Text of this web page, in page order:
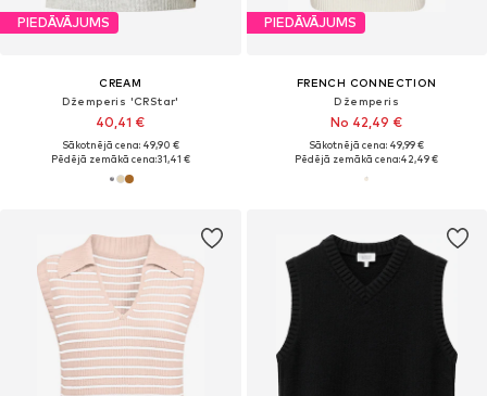
PIEDĀVĀJUMS
CREAM
Džemperis 'CRStar'
40,41 €
Sākotnējā cena: 49,90 €
Pēdējā zemākā cena:31,41 €
PIEDĀVĀJUMS
FRENCH CONNECTION
Džemperis
No 42,49 €
Sākotnējā cena: 49,99 €
Pēdējā zemākā cena:42,49 €